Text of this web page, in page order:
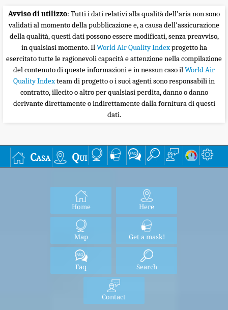
Avviso di utilizzo: Tutti i dati relativi alla qualità dell'aria non sono
validati al momento della pubblicazione e, a causa dell'assicurazione
della qualità, questi dati possono essere modificati, senza preavviso,
in qualsiasi momento. IlWorld Air Quality Indexprogetto ha
esercitato tutte le ragionevoli capacità e attenzione nella compilazione
del contenuto di queste informazioni e in nessun caso ilWorld Air
Quality Indexteam di progetto o i suoi agenti sono responsabili in
contratto, illecito o altro per qualsiasi perdita, danno o danno
derivante direttamente o indirettamente dalla fornitura di questi
dati.
Casa Qui
Home Here
Map Get a mask!
Faq Search
Contact